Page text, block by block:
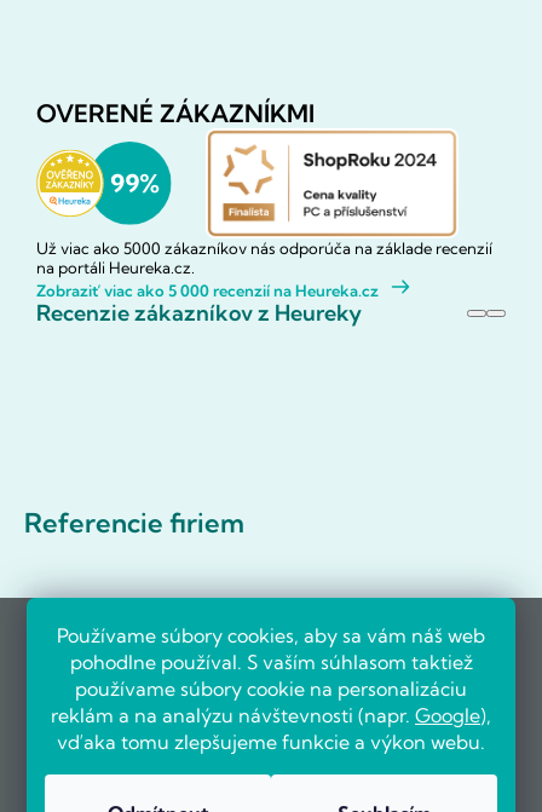
Používame súbory cookies, aby sa vám náš web
pohodlne používal. S vaším súhlasom taktiež
používame súbory cookie na personalizáciu
reklám a na analýzu návštevnosti (napr. Google),
vďaka tomu zlepšujeme funkcie a výkon webu.
OVERENÉ ZÁKAZNÍKMI
Už viac ako 5000 zákazníkov nás odporúča na základe recenzií
na portáli Heureka.cz.
Zobraziť viac ako 5 000 recenzií na Heureka.cz
Recenzie zákazníkov z Heureky
Referencie firiem